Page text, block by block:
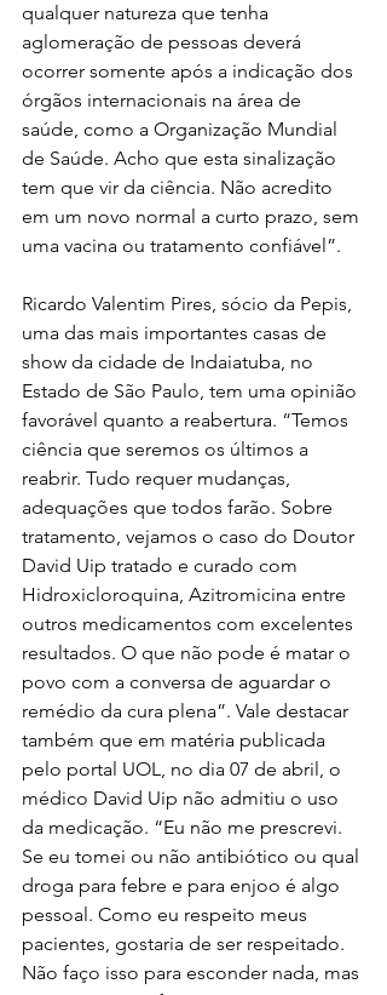
qualquer natureza que tenha
aglomeração de pessoas deverá
ocorrer somente após a indicação dos
órgãos internacionais na área de
saúde, como a Organização Mundial
de Saúde. Acho que esta sinalização
tem que vir da ciência. Não acredito
em um novo normal a curto prazo, sem
uma vacina ou tratamento confiável”.
Ricardo Valentim Pires, sócio da Pepis,
uma das mais importantes casas de
show da cidade de Indaiatuba, no
Estado de São Paulo, tem uma opinião
favorável quanto a reabertura. “Temos
ciência que seremos os últimos a
reabrir. Tudo requer mudanças,
adequações que todos farão. Sobre
tratamento, vejamos o caso do Doutor
David Uip tratado e curado com
Hidroxicloroquina, Azitromicina entre
outros medicamentos com excelentes
resultados. O que não pode é matar o
povo com a conversa de aguardar o
remédio da cura plena”. Vale destacar
também que em matéria publicada
pelo portal UOL, no dia 07 de abril, o
médico David Uip não admitiu o uso
da medicação. “Eu não me prescrevi.
Se eu tomei ou não antibiótico ou qual
droga para febre e para enjoo é algo
pessoal. Como eu respeito meus
pacientes, gostaria de ser respeitado.
Não faço isso para esconder nada, mas